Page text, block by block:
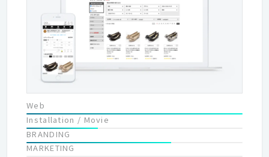
とや苦手なことがありますが、苦手なことを克服するより、得意
なことを最大限に生かして協力するほうが新しく、クオリティの
高い作品を生み出せると、私達は考えています。 あなたの得意分
野や経験を、是非チームラボで活かしませんか？ 【クリエイティ
ブな発想を生み出すオフィスの秘密】 チームラボは、エンジニ
ア、デザイナー、カタリストなど、様々な分野の専門家が集まっ
ています。ひとつの作品を作り上げるには、オフィス全体でコミ
根を越えて、会話して、一緒に考えることができるスペースとな
るように設計されています。 ミーティングスペースやワークスペ
ースには壁がなく、話していると隣の席の声も自然と耳に入って
きますので、会議の参加者以外のたまたま通りがかったメンバー
Web
Installation / Movie
BRANDING
MARKETING